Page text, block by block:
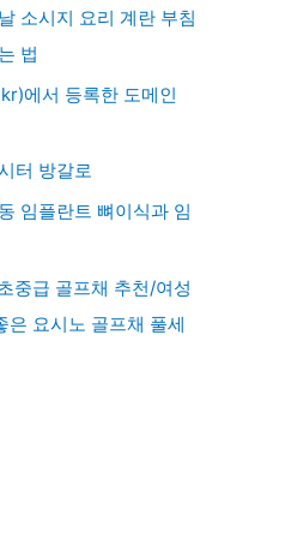
소시지 요리 계란 부침
법
에서 등록한 도메인
터 방갈로
임플란트 뼈이식과 임
중급 골프채 추천/여성
은 요시노 골프채 풀세